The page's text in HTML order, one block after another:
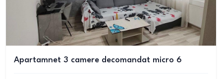
Apartamnet 3 camere decomandat micro 6